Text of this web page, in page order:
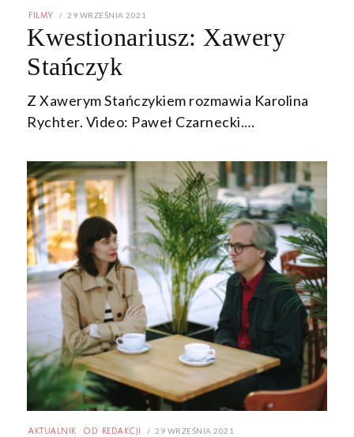
FILMY
POSTED
29 WRZEŚNIA 2021
WRZEŚNIA
2021
Kwestionariusz: Xawery
Stańczyk
Z Xawerym Stańczykiem rozmawia Karolina
Rychter. Video: Paweł Czarnecki.…
AKTUALNIK OD REDAKCJI
POSTED
29 WRZEŚNIA 2021